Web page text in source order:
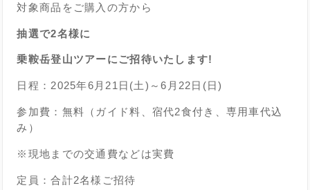
対象商品 を ご購入の方から
抽選で2名様に
乗鞍岳登山ツアーにご招待いたします!
日程：2025年6月21日(土)～6月22日(日)
参加費：無料（ガイド料、宿代2食付き、専用車代込
み）
※現地までの交通費などは実費
定員：合計2名様ご招待